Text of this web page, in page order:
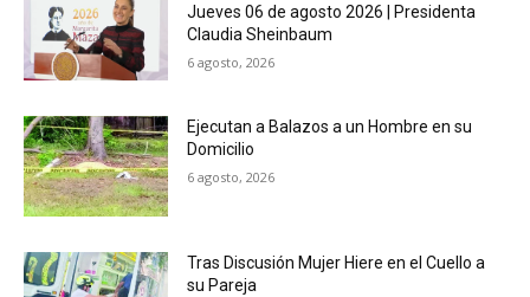
Jueves 06 de agosto 2026 | Presidenta
Claudia Sheinbaum
6 agosto, 2026
Ejecutan a Balazos a un Hombre en su
Domicilio
6 agosto, 2026
Tras Discusión Mujer Hiere en el Cuello a
su Pareja